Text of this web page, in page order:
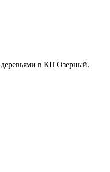
в КП Озерный.